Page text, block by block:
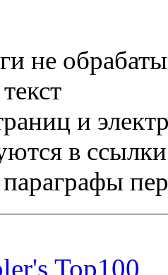
не
и
в